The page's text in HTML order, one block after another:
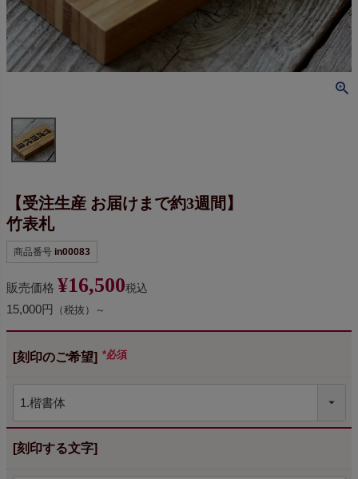
【受注生産 お届けまで約3週間】
竹表札
商品番号 in00083
販売価格 ¥16,500税込
15,000円 （税抜）～
[刻印のご希望]
[刻印する文字]